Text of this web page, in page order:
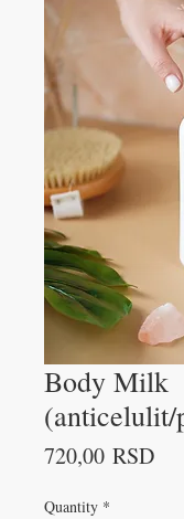
Body Milk
(anticelulit/
720,00 RSDPrice
Quantity *